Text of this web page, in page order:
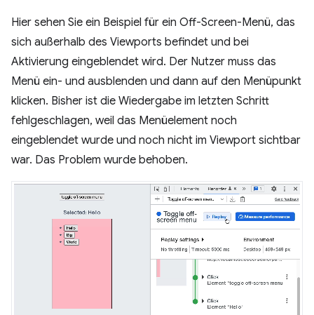
Hier sehen Sie ein Beispiel für ein Off-Screen-Menü, das
sich außerhalb des Viewports befindet und bei
Aktivierung eingeblendet wird. Der Nutzer muss das
Menü ein- und ausblenden und dann auf den Menüpunkt
klicken. Bisher ist die Wiedergabe im letzten Schritt
fehlgeschlagen, weil das Menüelement noch
eingeblendet wurde und noch nicht im Viewport sichtbar
war. Das Problem wurde behoben.